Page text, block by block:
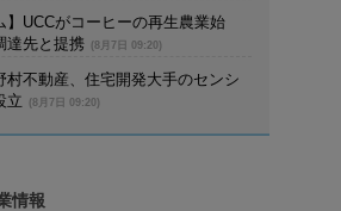
】UCCがコーヒーの再生農業始
達先と提携
(8月7日 09:20)
村不動産、住宅開発大手のセンシ
立
(8月7日 09:20)
情報